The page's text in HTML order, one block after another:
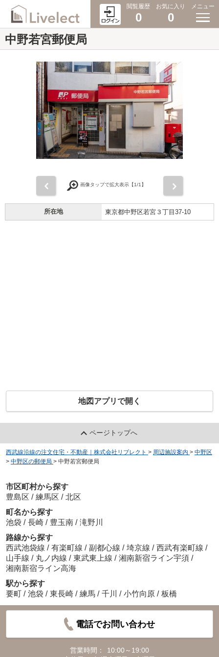
閲覧履歴
0
お気に入り
0
メニュー
中野若宮郵便局
画像タップで拡大表示【1/1】
所在地 東京都中野区若宮３丁目37-10
地図アプリで開く
ページトップへ
西武線沿線の注文住宅・不動産｜株式会社リブレクト > 周辺施設案内 > 中野区
> 中野区の郵便局 > 中野若宮郵便局
市区町村から探す
豊島区 / 練馬区 / 北区
町名から探す
池袋 / 長崎 / 豊玉南 / 滝野川
路線から探す
西武池袋線 / 有楽町線 / 副都心線 / 埼京線 / 西武有楽町線 /
山手線 / 丸ノ内線 / 東武東上線 / 湘南新宿ライン宇須 /
湘南新宿ライン高海
駅から探す
要町 / 池袋 / 東長崎 / 練馬 / 千川 / 小竹向原 / 板橋
電話でお問い合わせ
営業時間：
10:00～19:00